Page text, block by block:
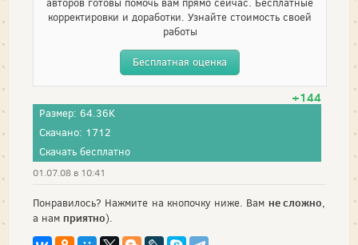
корректировки и доработки. Узнайте стоимость своей
работы
Бесплатная оценка
+144
Размер: 64.36K
Скачано: 1712
Скачать бесплатно
01.07.08 в 10:41
Понравилось? Нажмите на кнопочку ниже. Вам не сложно,
а нам приятно).